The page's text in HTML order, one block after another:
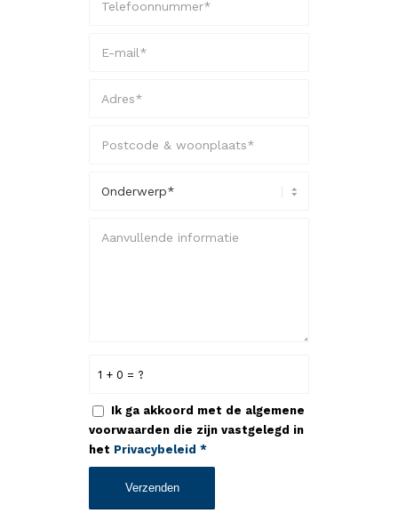
1 + 0 = ?
Ik ga akkoord met de algemene
voorwaarden die zijn vastgelegd in
het Privacybeleid *